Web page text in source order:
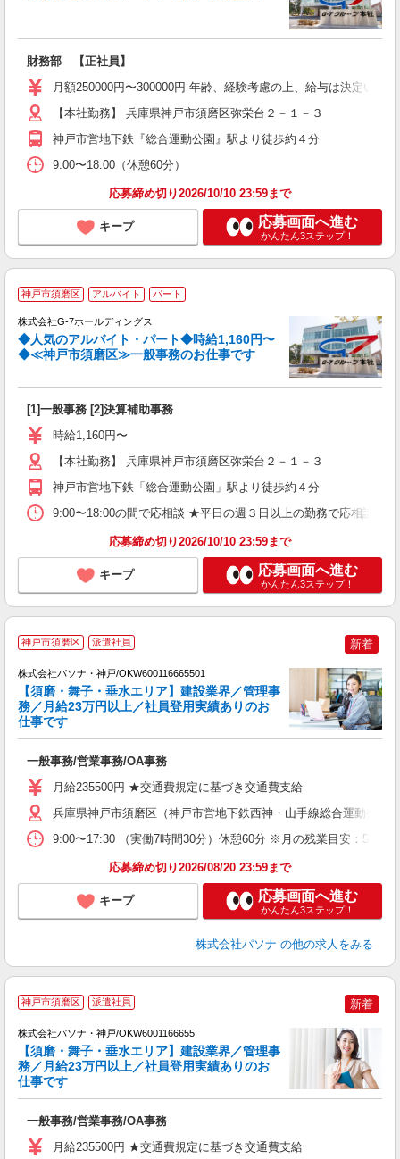
財務部 【正社員】
月額250000円〜300000円 年齢、経験考慮の上、給与は決定いた
【本社勤務】 兵庫県神戸市須磨区弥栄台２－１－３
神戸市営地下鉄『総合運動公園』駅より徒歩約４分
9:00〜18:00（休憩60分）
応募締め切り2026/10/10 23:59まで
キープ 応募画面へ進む
かんたん3ステップ！
神戸市須磨区 アルバイト パート
株式会社G-7ホールディングス
◆人気のアルバイト・パート◆時給1,160円〜
◆≪神戸市須磨区≫一般事務のお仕事です
[1]一般事務 [2]決算補助事務
時給1,160円〜
【本社勤務】 兵庫県神戸市須磨区弥栄台２－１－３
神戸市営地下鉄「総合運動公園」駅より徒歩約４分
9:00〜18:00の間で応相談 ★平日の週３日以上の勤務で応相談 （
応募締め切り2026/10/10 23:59まで
キープ 応募画面へ進む
かんたん3ステップ！
神戸市須磨区 派遣社員 新着
株式会社パソナ・神戸/OKW600116665501
【須磨・舞子・垂水エリア】建設業界／管理事
務／月給23万円以上／社員登用実績ありのお
仕事です
一般事務/営業事務/OA事務
月給235500円 ★交通費規定に基づき交通費支給
兵庫県神戸市須磨区（神戸市営地下鉄西神・山手線総合運動公園
9:00〜17:30 （実働7時間30分）休憩60分 ※月の残業目安：5時
応募締め切り2026/08/20 23:59まで
キープ 応募画面へ進む
かんたん3ステップ！
株式会社パソナ の他の求人をみる
神戸市須磨区 派遣社員 新着
株式会社パソナ・神戸/OKW6001166655
【須磨・舞子・垂水エリア】建設業界／管理事
務／月給23万円以上／社員登用実績ありのお
仕事です
一般事務/営業事務/OA事務
月給235500円 ★交通費規定に基づき交通費支給